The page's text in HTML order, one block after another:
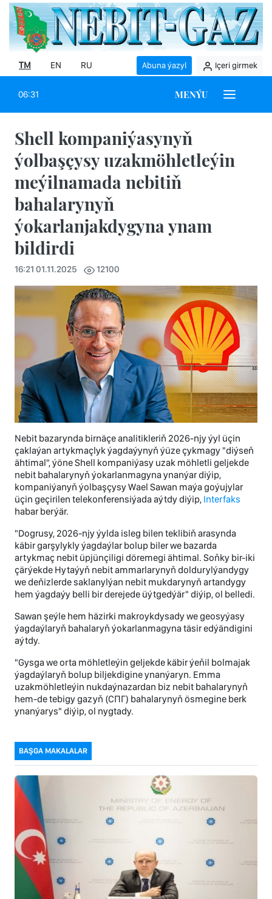
TM EN RU Abuna ýazyl Içeri girmek
06:31 MENÝU
Shell kompaniýasynyň
ýolbaşçysy uzakmöhletleýin
meýilnamada nebitiň
bahalarynyň
ýokarlanjakdygyna ynam
bildirdi
16:21 01.11.2025 12100
Nebit bazarynda birnäçe analitikleriň 2026-njy ýyl üçin
çaklaýan artykmaçlyk ýagdaýynyň ýüze çykmagy "diýseň
ähtimal", ýöne Shell kompaniýasy uzak möhletli geljekde
nebit bahalarynyň ýokarlanmagyna ynanýar diýip,
kompaniýanyň ýolbaşçysy Wael Sawan maýa goýujylar
üçin geçirilen telekonferensiýada aýtdy diýip, Interfaks
habar berýär.
"Dogrusy, 2026-njy ýylda isleg bilen teklibiň arasynda
käbir garşylykly ýagdaýlar bolup biler we bazarda
artykmaç nebit üpjünçiligi döremegi ähtimal. Soňky bir-iki
çärýekde Hytaýyň nebit ammarlarynyň doldurylýandygy
we deňizlerde saklanylýan nebit mukdarynyň artandygy
hem ýagdaýy belli bir derejede üýtgedýär" diýip, ol belledi.
Sawan şeýle hem häzirki makroykdysady we geosyýasy
ýagdaýlaryň bahalaryň ýokarlanmagyna täsir edýändigini
aýtdy.
"Gysga we orta möhletleýin geljekde käbir ýeňil bolmajak
ýagdaýlaryň bolup biljekdigine ynanýaryn. Emma
uzakmöhletleýin nukdaýnazardan biz nebit bahalarynyň
hem-de tebigy gazyň (СПГ) bahalarynyň ösmegine berk
ynanýarys" diýip, ol nygtady.
BAŞGA MAKALALAR